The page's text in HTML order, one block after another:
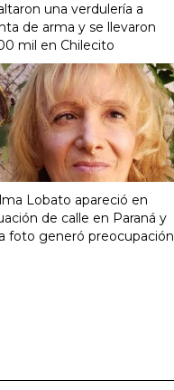
una verdulería a
de arma y se llevaron
mil en Chilecito
Lobato apareció en
de calle en Paraná y
foto generó preocupación